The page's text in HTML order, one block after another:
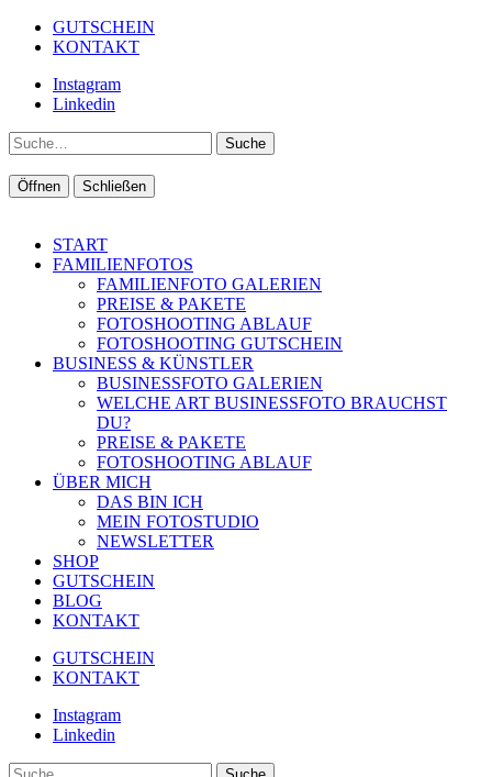
GUTSCHEIN
KONTAKT
Instagram
Linkedin
Suche
Öffnen Schließen
START
FAMILIENFOTOS
FAMILIENFOTO GALERIEN
PREISE & PAKETE
FOTOSHOOTING ABLAUF
FOTOSHOOTING GUTSCHEIN
BUSINESS & KÜNSTLER
BUSINESSFOTO GALERIEN
WELCHE ART BUSINESSFOTO BRAUCHST
DU?
PREISE & PAKETE
FOTOSHOOTING ABLAUF
ÜBER MICH
DAS BIN ICH
MEIN FOTOSTUDIO
NEWSLETTER
SHOP
GUTSCHEIN
BLOG
KONTAKT
GUTSCHEIN
KONTAKT
Instagram
Linkedin
Suche